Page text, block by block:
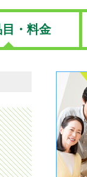
目・料金